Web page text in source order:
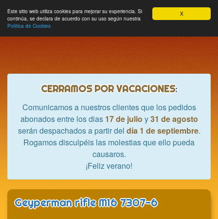
X
Este sitio web utiliza cookies para mejorar su experiencia. Si
continúa, se declara de acuerdo con su uso según nuestra
Política de Cookies
Hobbycrash Mi cuenta
CERRAMOS POR VACACIONES:
Comunicamos a nuestros clientes que los pedidos
abonados entre los dias 17 de julio y31 de agosto
serán despachados a partir del día 1 de septiembre.
Rogamos disculpéis las molestias que ello pueda
causaros.
¡Feliz verano!
Geyperman rifle M16 7307-6